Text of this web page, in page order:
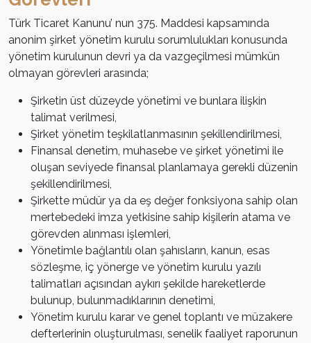
Türk Ticaret Kanunu’ nun 375. Maddesi kapsamında
anonim şirket yönetim kurulu sorumlulukları konusunda
yönetim kurulunun devri ya da vazgeçilmesi mümkün
olmayan görevleri arasında;
Şirketin üst düzeyde yönetimi ve bunlara ilişkin
talimat verilmesi,
Şirket yönetim teşkilatlanmasının şekillendirilmesi,
Finansal denetim, muhasebe ve şirket yönetimi ile
oluşan seviyede finansal planlamaya gerekli düzenin
şekillendirilmesi,
Şirkette müdür ya da eş değer fonksiyona sahip olan
mertebedeki imza yetkisine sahip kişilerin atama ve
görevden alınması işlemleri,
Yönetimle bağlantılı olan şahısların, kanun, esas
sözleşme, iç yönerge ve yönetim kurulu yazılı
talimatları açısından aykırı şekilde hareketlerde
bulunup, bulunmadıklarının denetimi,
Yönetim kurulu karar ve genel toplantı ve müzakere
defterlerinin oluşturulması, senelik faaliyet raporunun